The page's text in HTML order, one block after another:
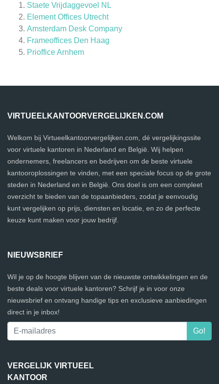
Staete Vrijdaggevoel NL
Element Offices Utrecht
Amsterdam Desk Company
Frameoffices Den Haag
Prioffice Arnhem
VIRTUEELKANTOORVERGELIJKEN.COM
Welkom bij Virtueelkantoorvergelijken.com, dé vergelijkingssite
voor virtuele kantoren in Nederland en België. Wij helpen
ondernemers, freelancers en bedrijven om de beste virtuele
kantooroplossingen te vinden, met een speciale focus op de grote
steden in Nederland en in België. Ons doel is om een compleet
overzicht te bieden van de topaanbieders, zodat je eenvoudig
kunt vergelijken op prijs, diensten en locatie, en zo de perfecte
keuze kunt maken voor jouw bedrijf.
NIEUWSBRIEF
Wil je op de hoogte blijven van de nieuwste ontwikkelingen en de
beste deals voor virtuele kantoren? Schrijf je in voor onze
nieuwsbrief en ontvang handige tips en exclusieve aanbiedingen
direct in je inbox!
VERGELIJK VIRTUEEL
KANTOOR